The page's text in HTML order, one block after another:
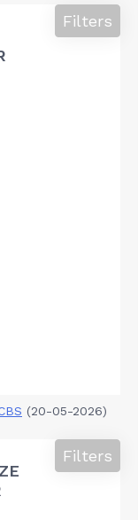
Filters
(20-05-2026)
Filters